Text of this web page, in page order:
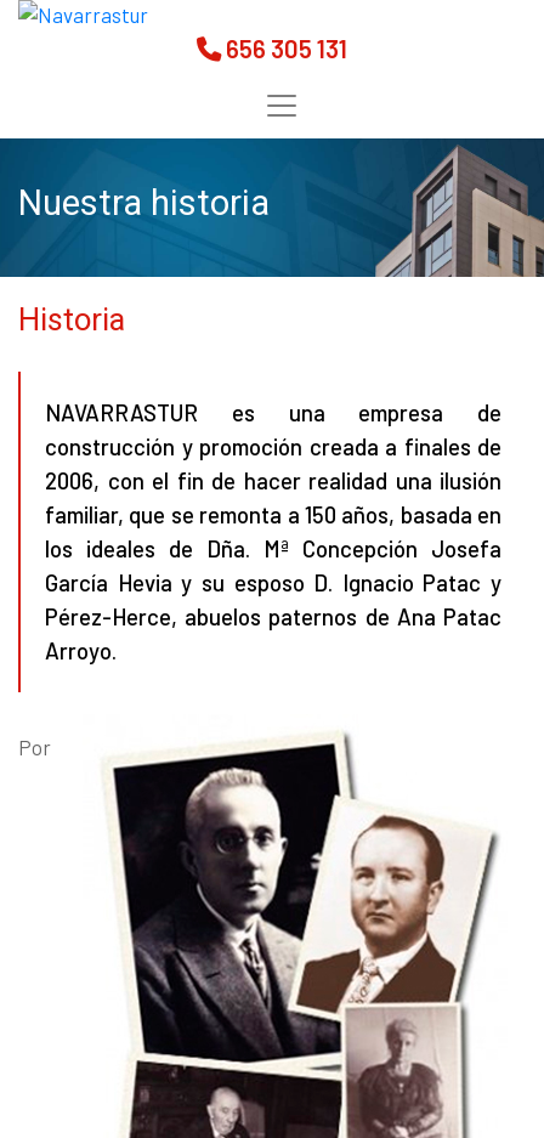
656 305 131
Nuestra historia
Historia
NAVARRASTUR es una empresa de
construcción y promoción creada a finales de
2006, con el fin de hacer realidad una ilusión
familiar, que se remonta a 150 años, basada en
los ideales de Dña. Mª Concepción Josefa
García Hevia y su esposo D. Ignacio Patac y
Pérez-Herce, abuelos paternos de Ana Patac
Arroyo.
Por